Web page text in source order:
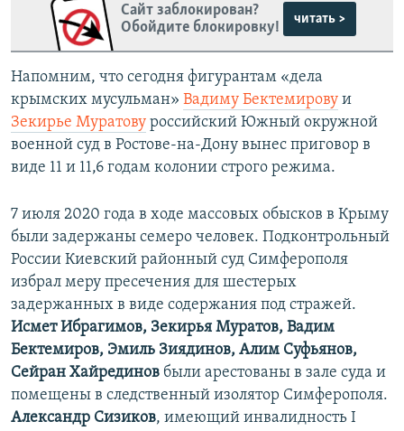
Сайт заблокирован?
Обойдите блокировку!
читать >
Напомним, что сегодня фигурантам «дела
крымских мусульман» Вадиму Бектемирову и
Зекирье Муратову российский Южный окружной
военной суд в Ростове-на-Дону вынес приговор в
виде 11 и 11,6 годам колонии строго режима.
7 июля 2020 года в ходе массовых обысков в Крыму
были задержаны семеро человек. Подконтрольный
России Киевский районный суд Симферополя
избрал меру пресечения для шестерых
задержанных в виде содержания под стражей.
Исмет Ибрагимов, Зекирья Муратов, Вадим
Бектемиров, Эмиль Зиядинов, Алим Суфьянов,
Сейран Хайрединов были арестованы в зале суда и
помещены в следственный изолятор Симферополя.
Александр Сизиков, имеющий инвалидность І